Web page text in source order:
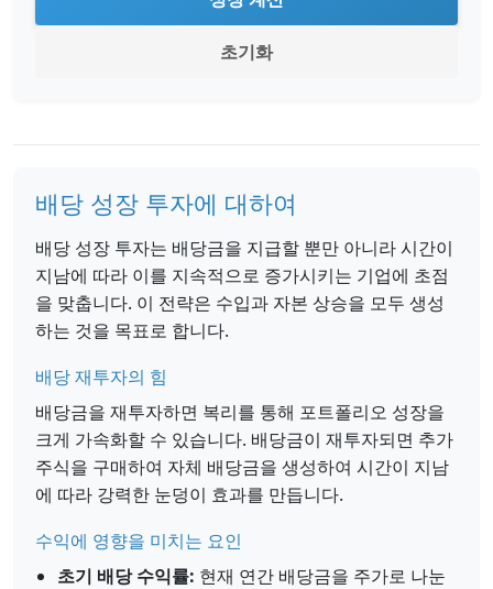
초기화
배당 성장 투자에 대하여
배당 성장 투자는 배당금을 지급할 뿐만 아니라 시간이
지남에 따라 이를 지속적으로 증가시키는 기업에 초점
을 맞춥니다. 이 전략은 수입과 자본 상승을 모두 생성
하는 것을 목표로 합니다.
배당 재투자의 힘
배당금을 재투자하면 복리를 통해 포트폴리오 성장을
크게 가속화할 수 있습니다. 배당금이 재투자되면 추가
주식을 구매하여 자체 배당금을 생성하여 시간이 지남
에 따라 강력한 눈덩이 효과를 만듭니다.
수익에 영향을 미치는 요인
초기 배당 수익률: 현재 연간 배당금을 주가로 나눈